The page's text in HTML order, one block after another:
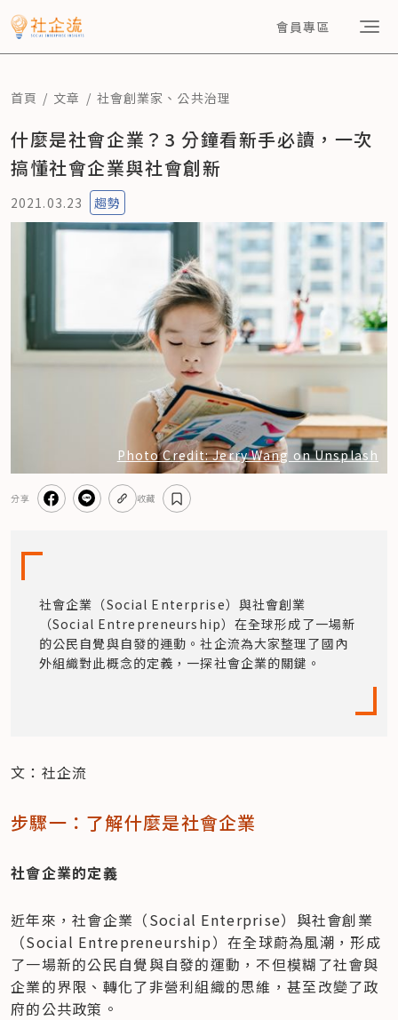
會員專區
首頁 文章 社會創業家 、 公共治理
什麼是社會企業？3 分鐘看新手必讀，一次
搞懂社會企業與社會創新
2021.03.23 趨勢
Photo Credit: Jerry Wang on Unsplash
分享 收藏
社會企業（Social Enterprise）與社會創業
（Social Entrepreneurship）在全球形成了一場新
的公民自覺與自發的運動。社企流為大家整理了國內
外組織對此概念的定義，一探社會企業的關鍵。
文：社企流
步驟一：了解什麼是社會企業
社會企業的定義
近年來，社會企業（Social Enterprise）與社會創業
（Social Entrepreneurship）在全球蔚為風潮，形成
了一場新的公民自覺與自發的運動，不但模糊了社會與
企業的界限、轉化了非營利組織的思維，甚至改變了政
府的公共政策。